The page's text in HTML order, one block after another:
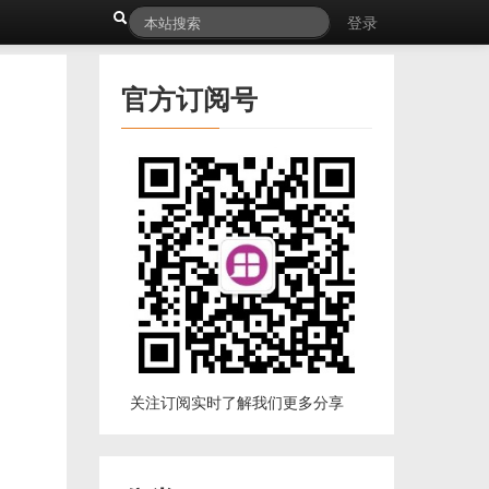
登录
官方订阅号
关注订阅实时了解我们更多分享